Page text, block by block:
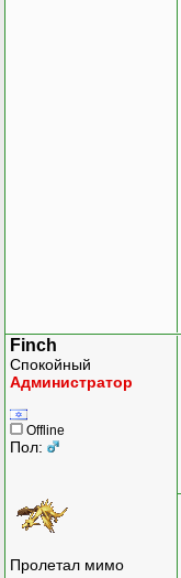
Finch
Спокойный
Администратор
Offline
Пол:
Пролетал мимо